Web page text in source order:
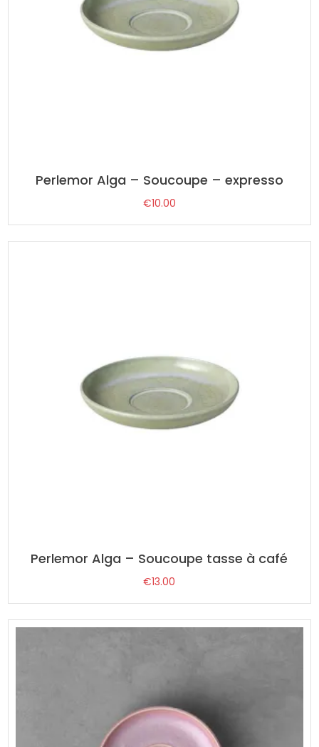
Perlemor Alga – Soucoupe – expresso
€10.00
Perlemor Alga – Soucoupe tasse à café
€13.00